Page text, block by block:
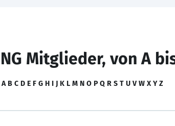
Mitglieder, von A
A B C D E F G H I J K L M N O P Q R S T U V W X Y Z